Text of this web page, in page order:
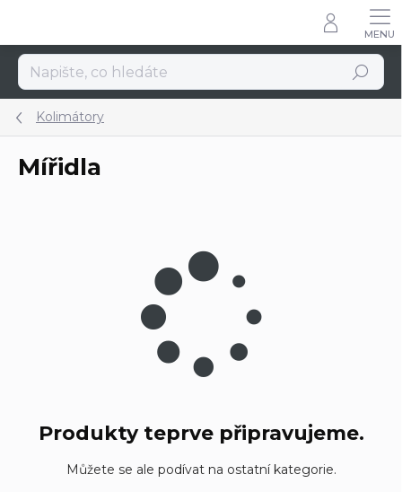
obsah
Hledat
Kolimátory
Mířidla
Produkty teprve připravujeme.
Můžete se ale podívat na ostatní kategorie.